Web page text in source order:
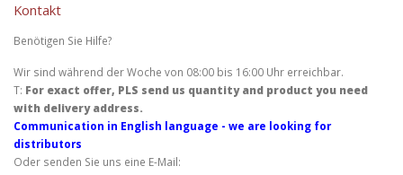
Kontakt
Benötigen Sie Hilfe?
Wir sind während der Woche von 08:00 bis 16:00 Uhr erreichbar.
T: For exact offer, PLS send us quantity and product you need
with delivery address.
Communication in English language - we are looking for
distributors
Oder senden Sie uns eine E-Mail: